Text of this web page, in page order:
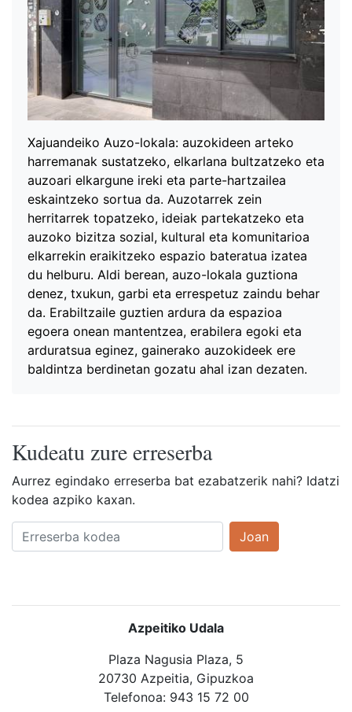
Xajuandeiko Auzo-lokala: auzokideen arteko
harremanak sustatzeko, elkarlana bultzatzeko eta
auzoari elkargune ireki eta parte-hartzailea
eskaintzeko sortua da. Auzotarrek zein
herritarrek topatzeko, ideiak partekatzeko eta
auzoko bizitza sozial, kultural eta komunitarioa
elkarrekin eraikitzeko espazio bateratua izatea
du helburu. Aldi berean, auzo-lokala guztiona
denez, txukun, garbi eta errespetuz zaindu behar
da. Erabiltzaile guztien ardura da espazioa
egoera onean mantentzea, erabilera egoki eta
arduratsua eginez, gainerako auzokideek ere
baldintza berdinetan gozatu ahal izan dezaten.
Kudeatu zure erreserba
Aurrez egindako erreserba bat ezabatzerik nahi? Idatzi
kodea azpiko kaxan.
Joan
Azpeitiko Udala
Plaza Nagusia Plaza, 5
20730 Azpeitia, Gipuzkoa
Telefonoa: 943 15 72 00